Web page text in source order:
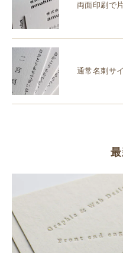
両面印刷で
通常名刺サ